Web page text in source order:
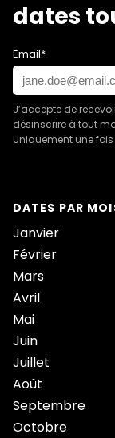
dates
Email*
J’accepte de
désinscrire à tout
Uniquement une
DATES PAR
Janvier
Février
Mars
Avril
Mai
Juin
Juillet
Août
Septembre
Octobre